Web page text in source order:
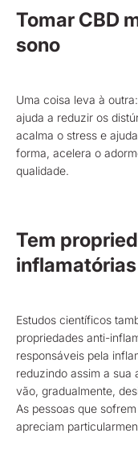
Tomar CBD
sono
Uma coisa leva à
ajuda a reduzir os
acalma o stress e
forma, acelera o
qualidade.
Tem
inflamatórias
Estudos científicos
propriedades anti-
responsáveis pela
reduzindo assim a sua
vão, gradualmente,
As pessoas que
apreciam